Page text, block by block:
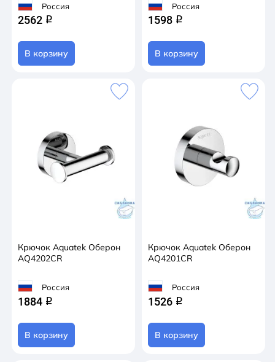
Россия
2562 q
В корзину
Россия
1598 q
В корзину
Крючок Aquatek Оберон
AQ4202CR
Россия
1884 q
В корзину
Крючок Aquatek Оберон
AQ4201CR
Россия
1526 q
В корзину